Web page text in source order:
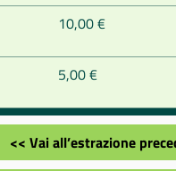
10,00 €
5,00 €
<< Vai all’estrazione